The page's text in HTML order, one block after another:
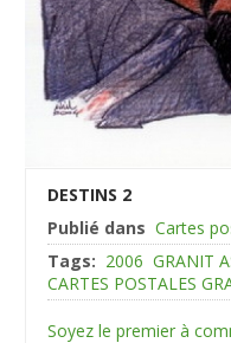
DESTINS 2
Publié dans Cartes
Tags: 2006 GRANIT
CARTES POSTALES
Soyez le premier à